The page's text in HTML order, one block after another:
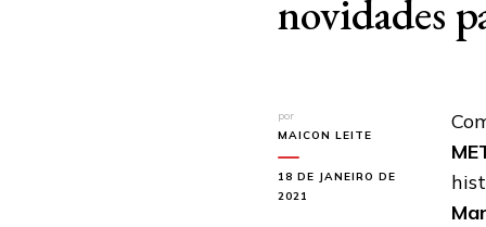
novidades
por
MAICON LEITE
18 DE JANEIRO DE
2021